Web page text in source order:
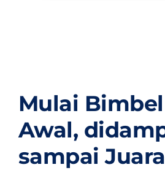
Mulai
Awal,
sampai Juara